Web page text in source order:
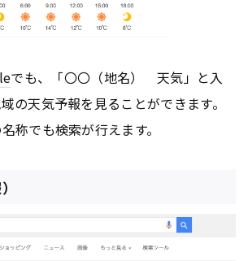
でも、「〇〇（地名） 天気」と入
の天気予報を見ることができます。
称でも検索が行えます。